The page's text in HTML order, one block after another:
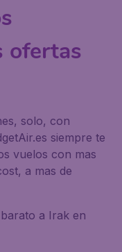
ofertas
solo, con
siempre te
vuelos con mas
a mas de
a Irak en